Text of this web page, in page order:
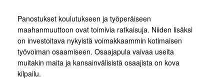
Panostukset koulutukseen ja työperäiseen
maahanmuuttoon ovat toimivia ratkaisuja. Niiden lisäksi
on investoitava nykyistä voimakkaammin kotimaisen
työvoiman osaamiseen. Osaajapula vaivaa useita
muitakin maita ja kansainvälisistä osaajista on kova
kilpailu.